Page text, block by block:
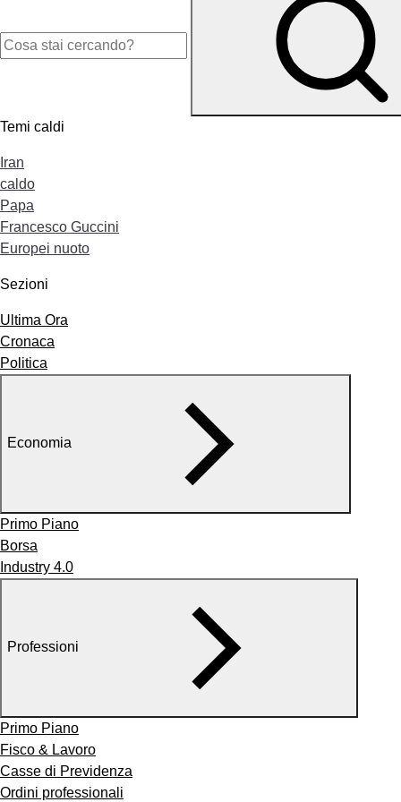
Temi caldi
Iran
caldo
Papa
Francesco Guccini
Europei nuoto
Sezioni
Ultima Ora
Cronaca
Politica
Economia
Primo Piano
Borsa
Industry 4.0
Professioni
Primo Piano
Fisco & Lavoro
Casse di Previdenza
Ordini professionali